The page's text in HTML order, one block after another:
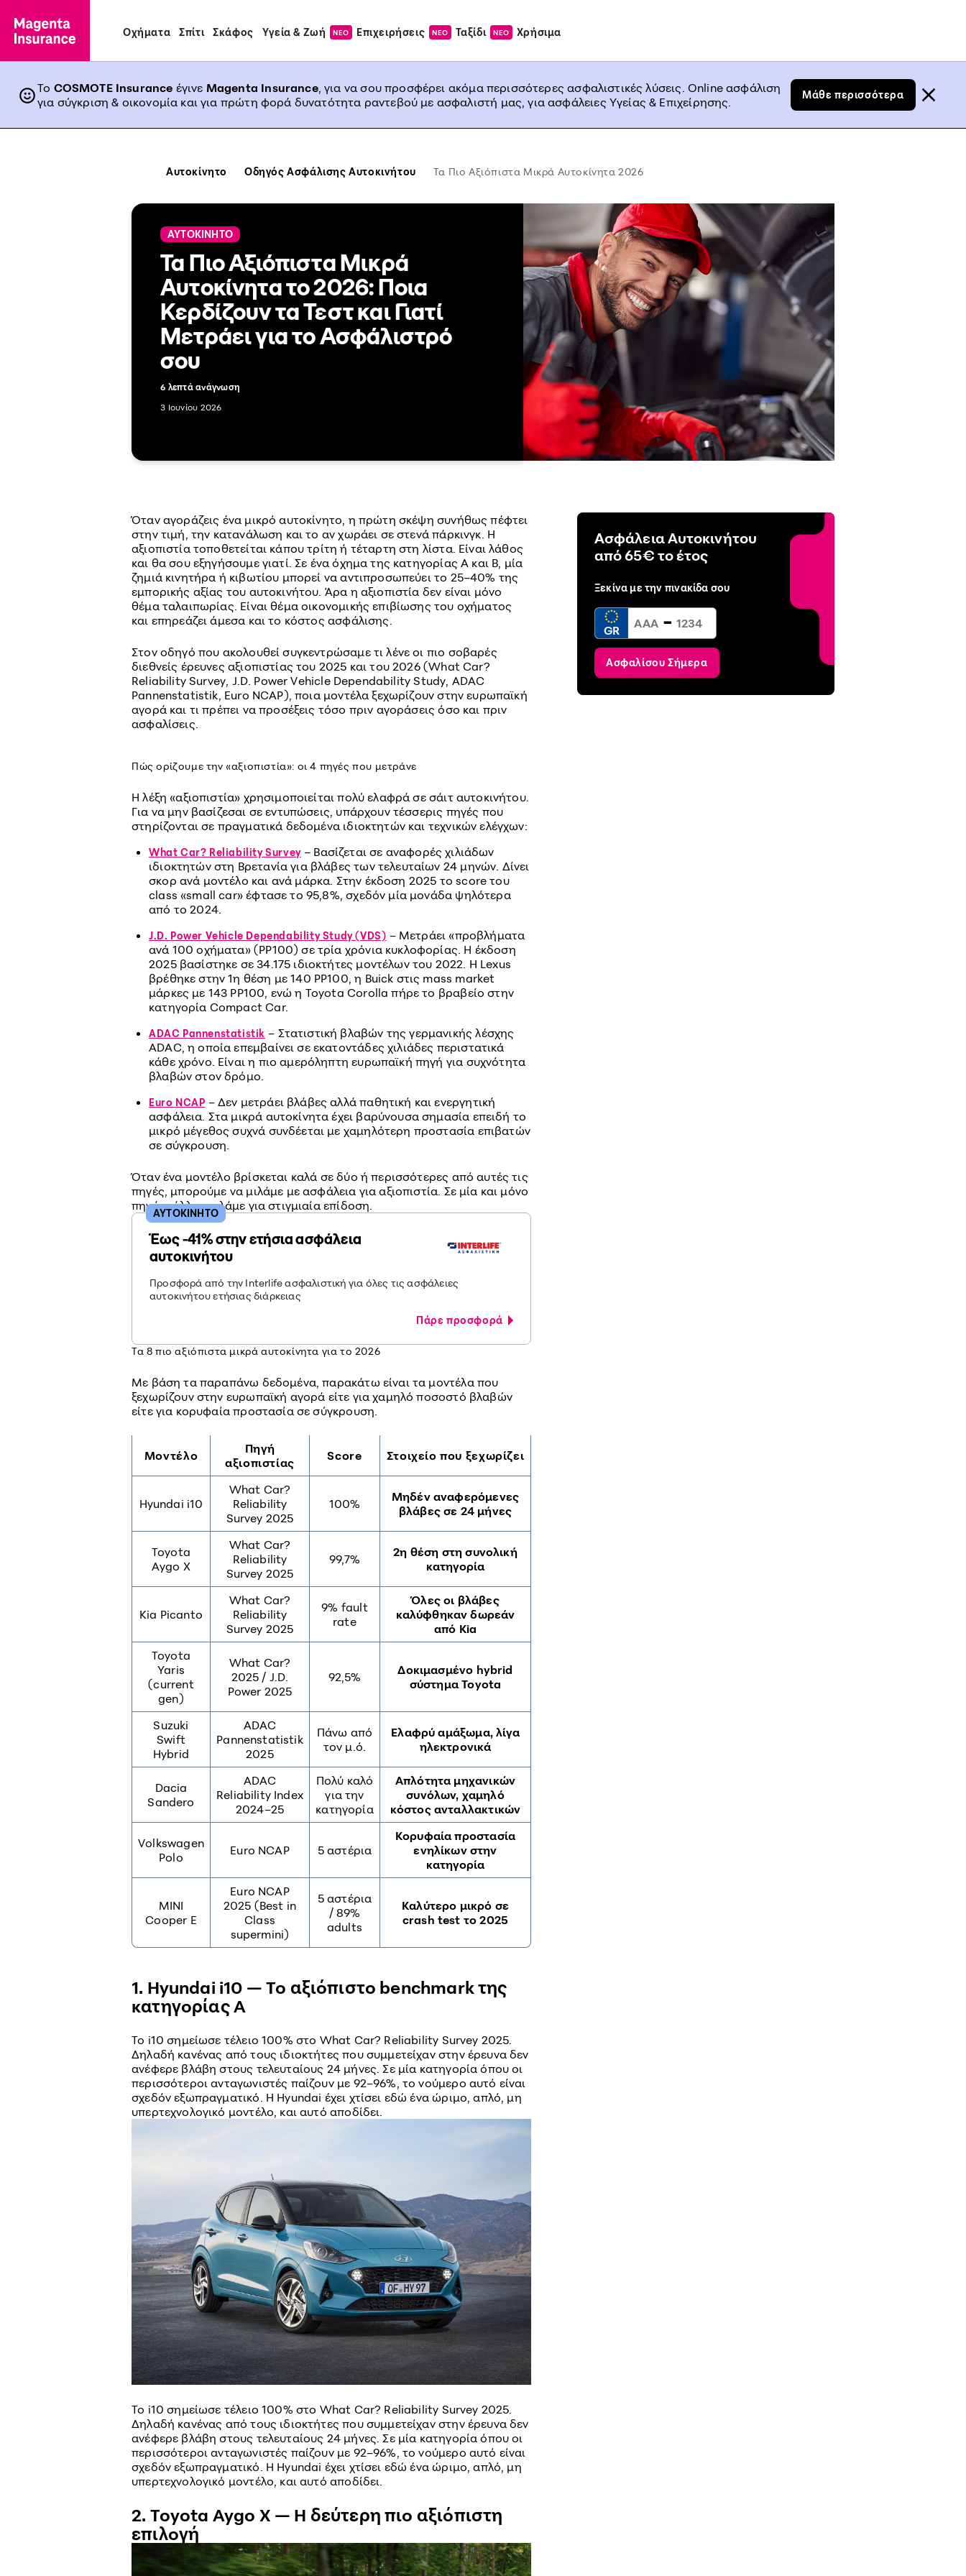
Οχήματα Σπίτι Σκάφος Υγεία & Ζωή ΝΕΟ Επιχειρήσεις ΝΕΟ Ταξίδι ΝΕΟ Χρήσιμα
Το COSMOTE Insurance έγινε Magenta Insurance, για να σου προσφέρει ακόμα περισσότερες ασφαλιστικές λύσεις. Online ασφάλιση
για σύγκριση & οικονομία και για πρώτη φορά δυνατότητα ραντεβού με ασφαλιστή μας, για ασφάλειες Υγείας & Επιχείρησης.
Μάθε περισσότερα
Αυτοκίνητο Οδηγός Ασφάλισης Αυτοκινήτου Τα Πιο Αξιόπιστα Μικρά Αυτοκίνητα 2026
ΑΥΤΟΚΙΝΗΤΟ
Τα Πιο Αξιόπιστα Μικρά
Αυτοκίνητα το 2026: Ποια
Κερδίζουν τα Τεστ και Γιατί
Μετράει για το Ασφάλιστρό
σου
6 λεπτά ανάγνωση
3 Ιουνίου 2026
Όταν αγοράζεις ένα μικρό αυτοκίνητο, η πρώτη σκέψη συνήθως πέφτει
στην τιμή, την κατανάλωση και το αν χωράει σε στενά πάρκινγκ. Η
αξιοπιστία τοποθετείται κάπου τρίτη ή τέταρτη στη λίστα. Είναι λάθος
και θα σου εξηγήσουμε γιατί. Σε ένα όχημα της κατηγορίας A και B, μία
ζημιά κινητήρα ή κιβωτίου μπορεί να αντιπροσωπεύει το 25–40% της
εμπορικής αξίας του αυτοκινήτου. Άρα η αξιοπιστία δεν είναι μόνο
θέμα ταλαιπωρίας. Είναι θέμα οικονομικής επιβίωσης του οχήματος
και επηρεάζει άμεσα και το κόστος ασφάλισης.
Στον οδηγό που ακολουθεί συγκεντρώσαμε τι λένε οι πιο σοβαρές
διεθνείς έρευνες αξιοπιστίας του 2025 και του 2026 (What Car?
Reliability Survey, J.D. Power Vehicle Dependability Study, ADAC
Pannenstatistik, Euro NCAP), ποια μοντέλα ξεχωρίζουν στην ευρωπαϊκή
αγορά και τι πρέπει να προσέξεις τόσο πριν αγοράσεις όσο και πριν
ασφαλίσεις.
Πώς ορίζουμε την «αξιοπιστία»: οι 4 πηγές που μετράνε
Η λέξη «αξιοπιστία» χρησιμοποιείται πολύ ελαφρά σε σάιτ αυτοκινήτου.
Για να μην βασίζεσαι σε εντυπώσεις, υπάρχουν τέσσερις πηγές που
στηρίζονται σε πραγματικά δεδομένα ιδιοκτητών και τεχνικών ελέγχων:
What Car? Reliability Survey– Βασίζεται σε αναφορές χιλιάδων
ιδιοκτητών στη Βρετανία για βλάβες των τελευταίων 24 μηνών. Δίνει
σκορ ανά μοντέλο και ανά μάρκα. Στην έκδοση 2025 το score του
class «small car» έφτασε το 95,8%, σχεδόν μία μονάδα ψηλότερα
από το 2024.
J.D. Power Vehicle Dependability Study (VDS) – Μετράει «προβλήματα
ανά 100 οχήματα» (PP100) σε τρία χρόνια κυκλοφορίας. Η έκδοση
2025 βασίστηκε σε 34.175 ιδιοκτήτες μοντέλων του 2022. Η Lexus
βρέθηκε στην 1η θέση με 140 PP100, η Buick στις mass market
μάρκες με 143 PP100, ενώ η Toyota Corolla πήρε το βραβείο στην
κατηγορία Compact Car.
ADAC Pannenstatistik – Στατιστική βλαβών της γερμανικής λέσχης
ADAC, η οποία επεμβαίνει σε εκατοντάδες χιλιάδες περιστατικά
κάθε χρόνο. Είναι η πιο αμερόληπτη ευρωπαϊκή πηγή για συχνότητα
βλαβών στον δρόμο.
Euro NCAP – Δεν μετράει βλάβες αλλά παθητική και ενεργητική
ασφάλεια. Στα μικρά αυτοκίνητα έχει βαρύνουσα σημασία επειδή το
μικρό μέγεθος συχνά συνδέεται με χαμηλότερη προστασία επιβατών
σε σύγκρουση.
Όταν ένα μοντέλο βρίσκεται καλά σε δύο ή περισσότερες από αυτές τις
πηγές, μπορούμε να μιλάμε με ασφάλεια για αξιοπιστία. Σε μία και μόνο
πηγή, μάλλον μιλάμε για στιγμιαία επίδοση.
Έως -41% στην ετήσια ασφάλεια
αυτοκινήτου
Προσφορά από την Interlife ασφαλιστική για όλες τις ασφάλειες
αυτοκινήτου ετήσιας διάρκειας
Πάρε προσφορά
ΑΥΤΟΚΙΝΗΤΟ
Τα 8 πιο αξιόπιστα μικρά αυτοκίνητα για το 2026
Με βάση τα παραπάνω δεδομένα, παρακάτω είναι τα μοντέλα που
ξεχωρίζουν στην ευρωπαϊκή αγορά είτε για χαμηλό ποσοστό βλαβών
είτε για κορυφαία προστασία σε σύγκρουση.
Μοντέλο
Πηγή
αξιοπιστίας
Score Στοιχείο που ξεχωρίζει
Hyundai i10
What Car?
Reliability
Survey 2025
100%
Μηδέν αναφερόμενες
βλάβες σε 24 μήνες
Toyota
Aygo X
What Car?
Reliability
Survey 2025
99,7%
2η θέση στη συνολική
κατηγορία
Kia Picanto
What Car?
Reliability
Survey 2025
9% fault
rate
Όλες οι βλάβες
καλύφθηκαν δωρεάν
από Kia
Toyota
Yaris
(current
gen)
What Car?
2025 / J.D.
Power 2025
92,5%
Δοκιμασμένο hybrid
σύστημα Toyota
Suzuki
Swift
Hybrid
ADAC
Pannenstatistik
2025
Πάνω από
τον μ.ό.
Ελαφρύ αμάξωμα, λίγα
ηλεκτρονικά
Dacia
Sandero
ADAC
Reliability Index
2024–25
Πολύ καλό
για την
κατηγορία
Απλότητα μηχανικών
συνόλων, χαμηλό
κόστος ανταλλακτικών
Volkswagen
Polo
Euro NCAP 5 αστέρια
Κορυφαία προστασία
ενηλίκων στην
κατηγορία
MINI
Cooper E
Euro NCAP
2025 (Best in
Class
supermini)
5 αστέρια
/ 89%
adults
Καλύτερο μικρό σε
crash test το 2025
1. Hyundai i10 — Το αξιόπιστο benchmark της
κατηγορίας Α
Το i10 σημείωσε τέλειο 100% στο What Car? Reliability Survey 2025.
Δηλαδή κανένας από τους ιδιοκτήτες που συμμετείχαν στην έρευνα δεν
ανέφερε βλάβη στους τελευταίους 24 μήνες. Σε μία κατηγορία όπου οι
περισσότεροι ανταγωνιστές παίζουν με 92–96%, το νούμερο αυτό είναι
σχεδόν εξωπραγματικό. Η Hyundai έχει χτίσει εδώ ένα ώριμο, απλό, μη
υπερτεχνολογικό μοντέλο, και αυτό αποδίδει.
Το i10 σημείωσε τέλειο 100% στο What Car? Reliability Survey 2025.
Δηλαδή κανένας από τους ιδιοκτήτες που συμμετείχαν στην έρευνα δεν
ανέφερε βλάβη στους τελευταίους 24 μήνες. Σε μία κατηγορία όπου οι
περισσότεροι ανταγωνιστές παίζουν με 92–96%, το νούμερο αυτό είναι
σχεδόν εξωπραγματικό. Η Hyundai έχει χτίσει εδώ ένα ώριμο, απλό, μη
υπερτεχνολογικό μοντέλο, και αυτό αποδίδει.
2. Toyota Aygo X — Η δεύτερη πιο αξιόπιστη
επιλογή
Ασφάλεια Αυτοκινήτου
από 65€ το έτος
Ξεκίνα με την πινακίδα σου
GR -
Ασφαλίσου Σήμερα